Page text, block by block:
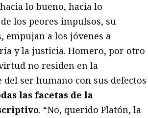
lo bueno, hacia lo
los peores impulsos, su
empujan a los jóvenes a
y la justicia. Homero, por otro
no residen en la
ser humano con sus defectos
las facetas de la
. “No, querido Platón, la